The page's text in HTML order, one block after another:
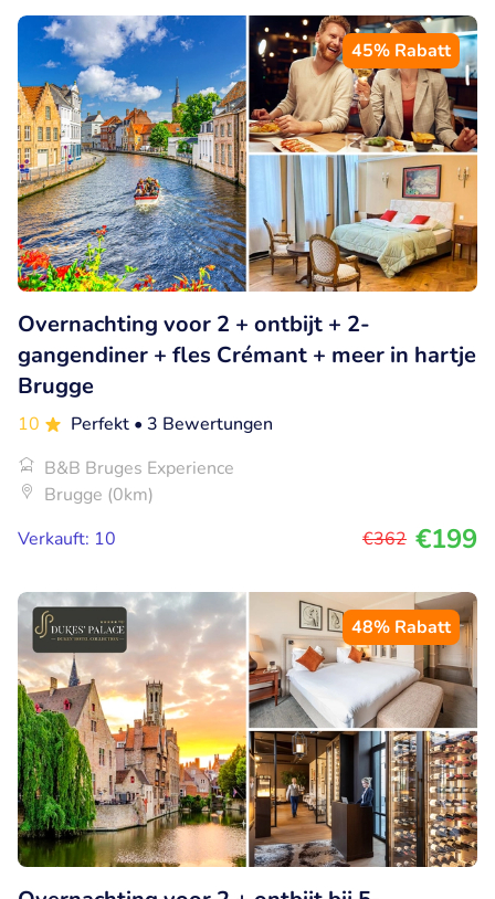
45% Rabatt
Overnachting voor 2 + ontbijt + 2-
gangendiner + fles Crémant + meer in hartje
Brugge
10 Perfekt • 3 Bewertungen
B&B Bruges Experience
Brugge (0km)
Verkauft: 10
€362 €199
48% Rabatt